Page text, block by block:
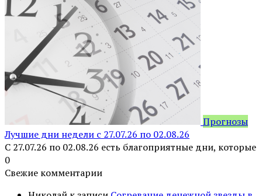
Прогнозы
Лучшие дни недели с 27.07.26 по 02.08.26
С 27.07.26 по 02.08.26 есть благоприятные дни, которые
0
Свежие комментарии